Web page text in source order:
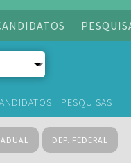
PESQUISAS
DEP. FEDERAL